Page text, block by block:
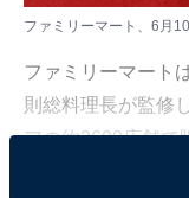
ファミリーマート、6月
ファミリーマート
則総料理長が監修
アの約2600店舗で